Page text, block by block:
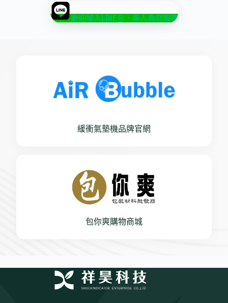
歡迎加入LINE@，專人為您服務
緩衝氣墊機品牌官網
包你爽購物商城